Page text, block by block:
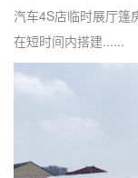
汽车4S店临时展厅篷
在短时间内搭建......